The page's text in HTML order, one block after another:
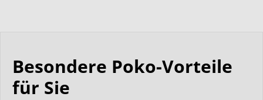
Besondere Poko-Vorteile
für Sie